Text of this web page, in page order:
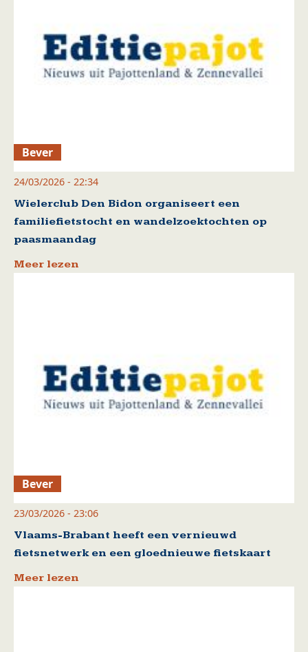
Bever
24/03/2026 - 22:34
Wielerclub Den Bidon organiseert een
familiefietstocht en wandelzoektochten op
paasmaandag
Meer lezen
Bever
23/03/2026 - 23:06
Vlaams-Brabant heeft een vernieuwd
fietsnetwerk en een gloednieuwe fietskaart
Meer lezen